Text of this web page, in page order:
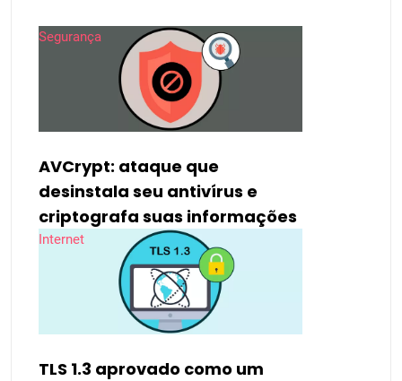
Segurança
AVCrypt: ataque que
desinstala seu antivírus e
criptografa suas informações
Internet
TLS 1.3 aprovado como um